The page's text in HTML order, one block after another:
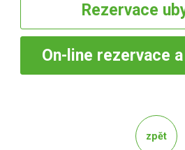
Rezervace
On-line rezervace
zpět